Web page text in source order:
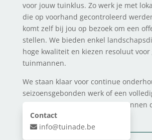
voor jouw tuinklus. Zo werk je met
die op voorhand gecontroleerd
komt zelf bij jou op bezoek om een
stellen. We bieden enkel
hoge kwaliteit en kiezen resoluut
tuinmannen.
We staan klaar voor continue
seizoensgebonden werk of een
ontwerp & aanleg. Onze tuinmannen
mee over jouw tuin aanpak.
Contact
info@tuinade.be